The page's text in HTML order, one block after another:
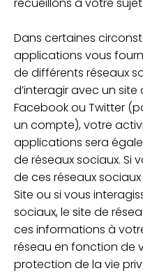
Dans certaines
applications vous
de différents réseaux
d’interagir avec un
Facebook ou Twitter
un compte), votre
applications sera
de réseaux sociaux. Si
de ces réseaux
Site ou si vous
sociaux, le site de
ces informations à
réseau en fonction de
protection de la vie